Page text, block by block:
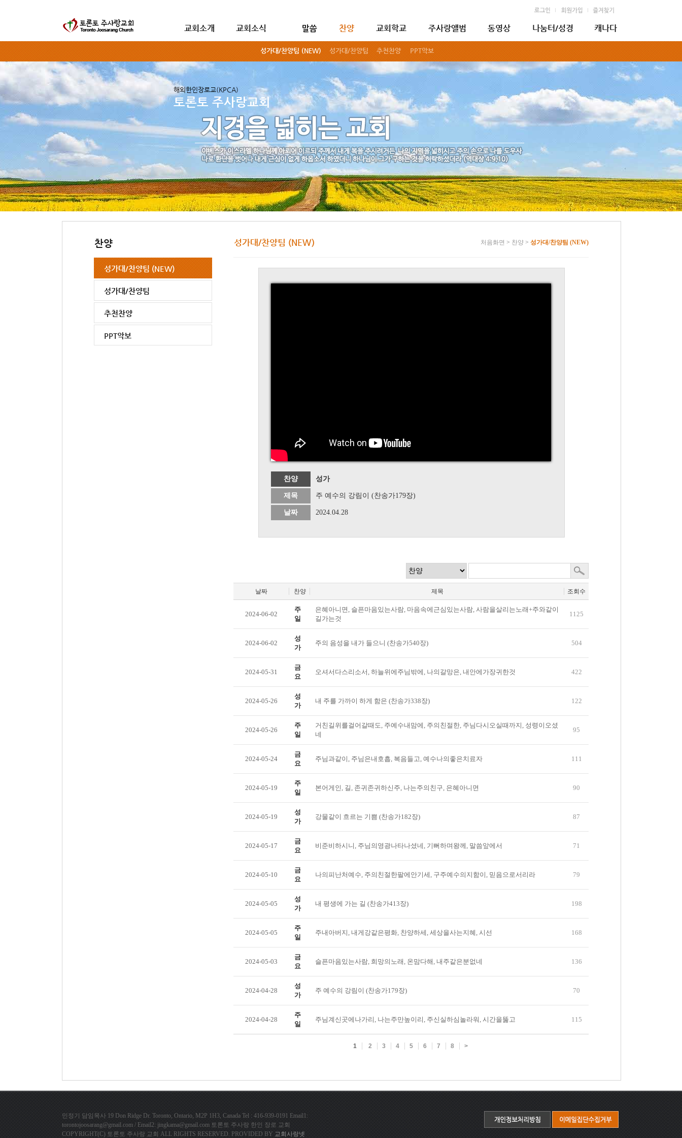
처음화면 > 찬양 > 성가대/찬양팀 (NEW)
찬양 성가
제목 주 예수의 강림이 (찬송가179장)
날짜 2024.04.28
날짜 찬양 제목 조회수
2024-06-02
주
일
은혜아니면, 슬픈마음있는사람, 마음속에근심있는사람, 사람을살리는노래+주와같이
길가는것
1125
2024-06-02
성
가
주의 음성을 내가 들으니 (찬송가540장) 504
2024-05-31
금
요
오셔서다스리소서, 하늘위에주님밖에, 나의갈망은, 내안에가장귀한것 422
2024-05-26
성
가
내 주를 가까이 하게 함은 (찬송가338장) 122
2024-05-26
주
일
거친길위를걸어갈때도, 주예수내맘에, 주의친절한, 주님다시오실때까지, 성령이오셨
네
95
2024-05-24
금
요
주님과같이, 주님은내호흡, 복음들고, 예수나의좋은치료자 111
2024-05-19
주
일
본어게인, 길, 존귀존귀하신주, 나는주의친구, 은혜아니면 90
2024-05-19
성
가
강물같이 흐르는 기쁨 (찬송가182장) 87
2024-05-17
금
요
비준비하시니, 주님의영광나타나셨네, 기뻐하며왕께, 말씀앞에서 71
2024-05-10
금
요
나의피난처예수, 주의친절한팔에안기세, 구주예수의지함이, 믿음으로서리라 79
2024-05-05
성
가
내 평생에 가는 길 (찬송가413장) 198
2024-05-05
주
일
주내아버지, 내게강같은평화, 찬양하세, 세상을사는지혜, 시선 168
2024-05-03
금
요
슬픈마음있는사람, 희망의노래, 온맘다해, 내주같은분없네 136
2024-04-28
성
가
주 예수의 강림이 (찬송가179장) 70
2024-04-28
주
일
주님계신곳에나가리, 나는주만높이리, 주신실하심놀라워, 시간을뚫고 115
1 2 3 4 5 6 7 8 >
민정기 담임목사 19 Don Ridge Dr. Toronto, Ontario, M2P 1H3, Canada Tel : 416-939-0191 Email1:
torontojoosarang@gmail.com / Email2: jingkama@gmail.com 토론토 주사랑 한인 장로 교회
COPYRIGHT(C) 토론토 주사랑 교회 ALL RIGHTS RESERVED. PROVIDED BY 교회사랑넷